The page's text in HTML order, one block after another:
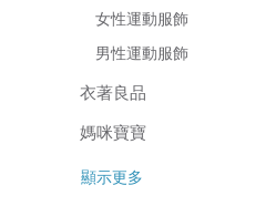
女性運動服飾
男性運動服飾
衣著良品
媽咪寶寶
顯示更多